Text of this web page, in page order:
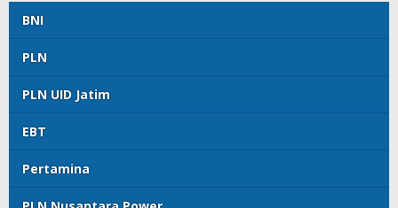
BNI
PLN
PLN UID Jatim
EBT
Pertamina